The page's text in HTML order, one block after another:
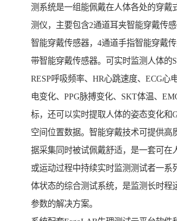
测系统是一组能佩戴在人体各处的穿戴
测仪，主要包含2通道耳夹智能穿戴传
智能穿戴传感器，4通道手指智能穿戴
带智能穿戴传感器。可实时监测人体的
RESP呼吸频率、HR心跳速度、ECG心
电变化、PPG脉搏变化、SKT体温、
标，还可以实时提取人体的姿态变化和
空间位置数据。智能穿戴技术可提供高
据采集同时被试佩戴舒适，是一套可在
或运动过程中持续实时监测测试者一系
体状态的综合测试系统，是监测长时程
参数的解决方案。